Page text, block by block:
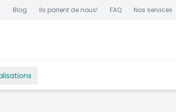
Blog Ils parlent de nous! FAQ Nos services